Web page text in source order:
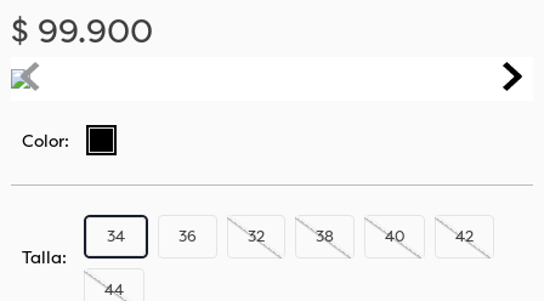
$ 99.900
Talla
32
34 36 38 40 42
44